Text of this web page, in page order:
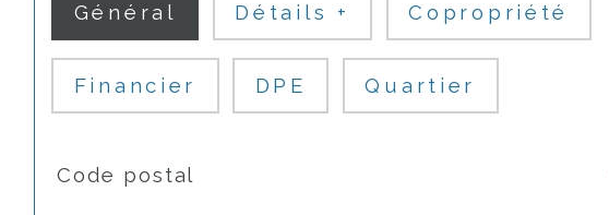
Général Détails + Copropriété
Financier DPE Quartier
TRAD_SIROCCO_Caracteristique
Code postal